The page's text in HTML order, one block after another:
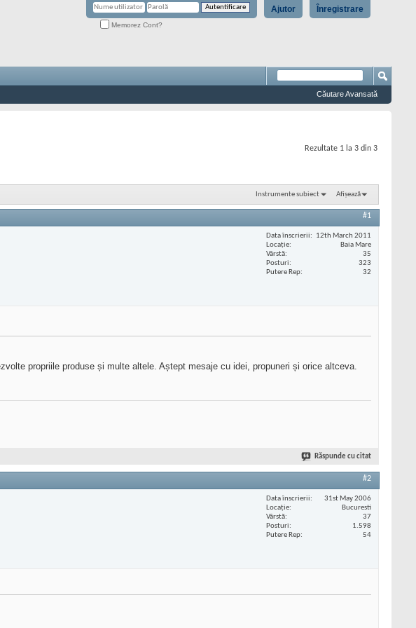
Înregistrare
Ajutor
Memorez Cont?
Căutare Avansată
Rezultate 1 la 3 din 3
Instrumente subiect Afișează
#1
Data înscrierii
12th March 2011
Locaţie
Baia Mare
Vârstă
35
Posturi
323
Putere Rep
32
propriile produse și multe altele. Aștept mesaje cu idei, propuneri și orice altceva.
Răspunde cu citat
#2
Data înscrierii
31st May 2006
Locaţie
Bucuresti
Vârstă
37
Posturi
1.598
Putere Rep
54